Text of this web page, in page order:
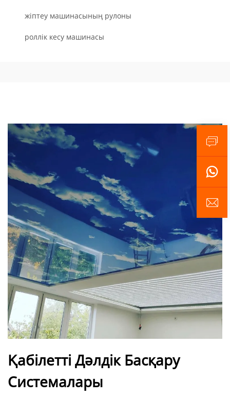
жіптеу машинасының рулоны
роллік кесу машинасы
Қабілетті Дәлдік Басқару
Системалары